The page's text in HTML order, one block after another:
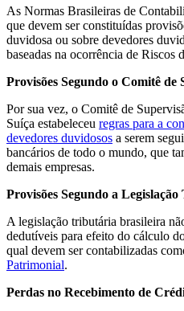
As Normas Brasileiras de
que devem ser constituídas
duvidosa ou sobre devedores
baseadas na ocorrência de Riscos
Provisões Segundo o Comitê de
Por sua vez, o Comitê de
Suíça estabeleceu regras para a
devedores duvidosos a serem
bancários de todo o mundo, que
demais empresas.
Provisões Segundo a
A legislação tributária brasileira
dedutíveis para efeito do cálculo
qual devem ser contabilizadas
Patrimonial.
Perdas no Recebimento de